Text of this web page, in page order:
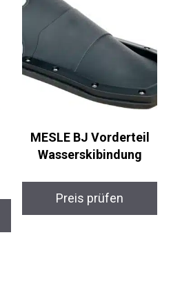
MESLE BJ Vorderteil
Wasserskibindung
Preis prüfen